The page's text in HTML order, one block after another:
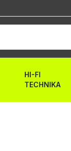
HI-FI
TECHNIKA